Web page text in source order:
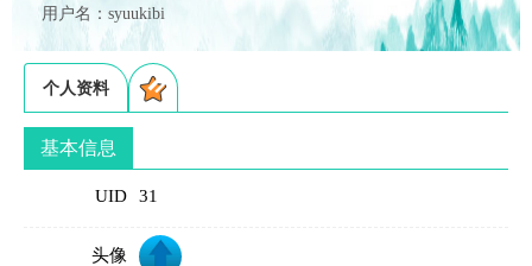
用户名：syuukibi
个人资料
基本信息
UID 31
头像